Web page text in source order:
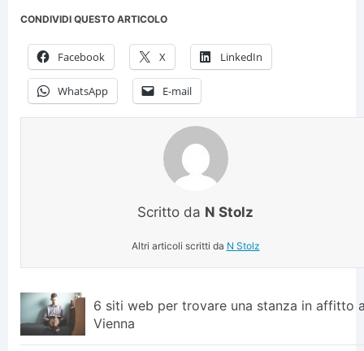
CONDIVIDI QUESTO ARTICOLO
Facebook X LinkedIn
WhatsApp E-mail
Scritto da N Stolz
Altri articoli scritti da N Stolz
6 siti web per trovare una stanza in affitto
Vienna